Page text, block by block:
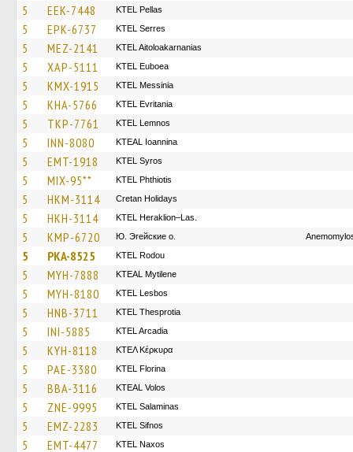
5 EEK-7448 KTEL Pellas
5 EPK-6737 KTEL Serres
5 MEZ-2141 KTEL Aitoloakarnanias
5 XAP-5111 ΚΤΕL Euboea
5 KMX-1915 KTEL Messinia
5 KHA-5766 ΚΤΕL Evritania
5 TKP-7761 KTEL Lemnos
5 INN-8080 KTEAL Ioannina
5 EMT-1918 KTEL Syros
5 MIX-95** ΚΤΕL Phthiotis
5 HKM-3114 Cretan Holidays
5 HKH-3114 KTEL Heraklion–Las.
5 KMP-6720 Ю. Эгейские о.
5 PKA-8525 ΚΤΕL Rodou
5 MYH-7888 KTEAL Mytilene
5 MYH-8180 KTEL Lesbos
5 HNB-3711 KTEL Thesprotia
5 INI-5885 KTEL Arcadia
5 KYH-8118 ΚΤΕΛ Κέρκυρα
5 PAE-3380 KTEL Florina
5 BBA-3116 KTEAL Volos
5 ZNE-9995 KTEL Salaminas
5 EMZ-2283 KTEL Sifnos
5 EMT-4477 KTEL Naxos